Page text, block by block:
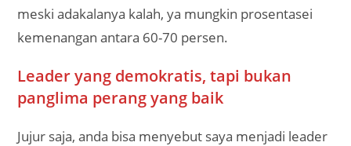
meski adakalanya kalah, ya mungkin prosentasei
kemenangan antara 60-70 persen.
Leader yang demokratis, tapi bukan
panglima perang yang baik
Jujur saja, anda bisa menyebut saya menjadi leader